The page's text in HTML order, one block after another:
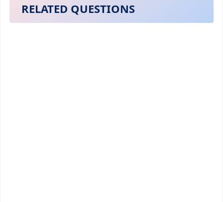
RELATED QUESTIONS